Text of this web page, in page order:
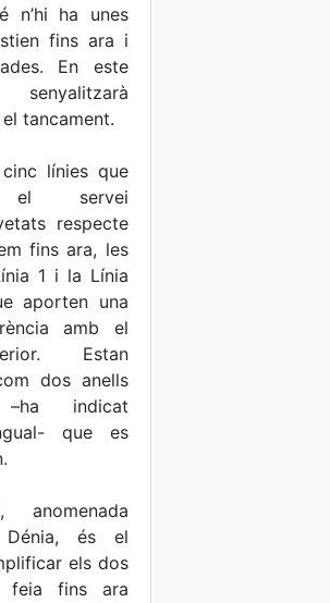
n’hi ha unes
fins ara i
En este
tancament.
línies que
el servei
respecte
fins ara, les
1 i la Línia
aporten una
amb el
Estan
dos anells
–ha indicat
que es
és el
els dos
feia fins ara